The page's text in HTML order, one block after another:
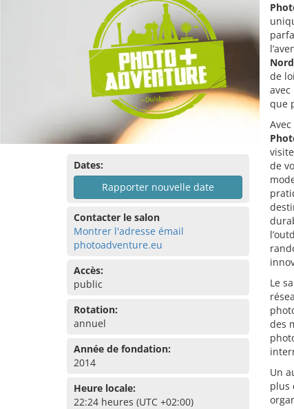
Dates:
Rapporter nouvelle date
Contacter le salon
Montrer l'adresse émail
photoadventure.eu
Accès:
public
Rotation:
annuel
Année de fondation:
2014
Heure locale:
22:24 heures (UTC +02:00)
Nord
de
que
de
Le
des
Un
plus